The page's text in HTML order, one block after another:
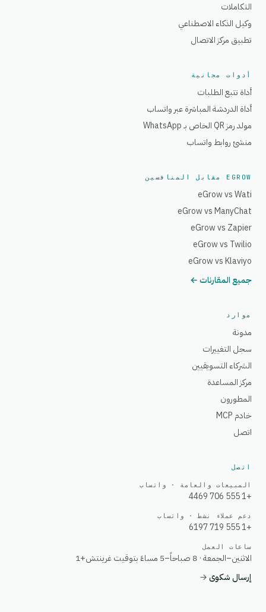
التكاملات
وكيل الذكاء الاصطناعي
تطبيق مركز الاتصال
أدوات مجانية
أداة تتبع الطلبات
أداة الدردشة المباشرة عبر واتساب
مولد رمز QR الخاص بـ WhatsApp
منشئ روابط واتساب
EGROW مقابل المنافسين
eGrow vs Wati
eGrow vs ManyChat
eGrow vs Zapier
eGrow vs Twilio
eGrow vs Klaviyo
جميع المقارنات ←
موارد
مدونة
سجل التغييرات
الشركاء التسويقيين
مركز المساعدة
المطورون
خادم MCP
اتصل
اتصل
المبيعات والعامة · واتساب
+1 555 706 4469
دعم عملاء نشط · واتساب
+1 555 719 6197
ساعات العمل
الاثنين–الجمعة · 8 صباحاً–5 مساءً بتوقيت غرينتش+1
إرسال شكوى→